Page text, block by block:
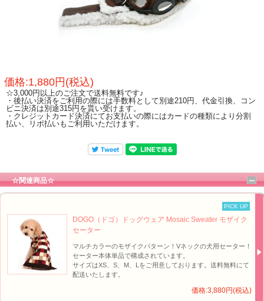
価格:1,880円(税込)
☆3,000円以上のご注文で送料無料です♪
・後払い決済をご利用の際には手数料として別途210円、代金引換、コン
ビニ決済は別途315円を貰い受けます。
・クレジットカード決済にてお支払いの際にはカードの種類により分割
払い、リボ払いもご利用いただけます。
☆関連商品☆
PICK UP
DOGO（ドゴ）ドッグウェア Mosaic Sweater モザイク
セーター
マルチカラーのモザイクパターン！Vネックの犬用セーター！
セーター本体単品で構成されています。
サイズはXS、S、M、Lをご用意しております。送料無料にて
配送いたします。
価格:3,880円(税込)